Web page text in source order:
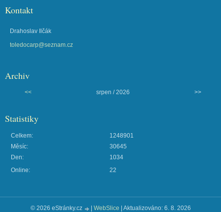
Kontakt
Drahoslav Ilčák
toledocarp@seznam.cz
Archiv
<< srpen / 2026 >>
Statistiky
Online: 22
Celkem:
1248901
Měsíc:
30645
Den:
1034
© 2026 eStránky.cz WebSlice Aktualizováno: 6. 8. 2026